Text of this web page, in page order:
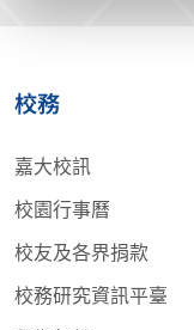
校務
嘉大校訊
校園行事曆
校友及各界捐款
校務研究資訊平臺